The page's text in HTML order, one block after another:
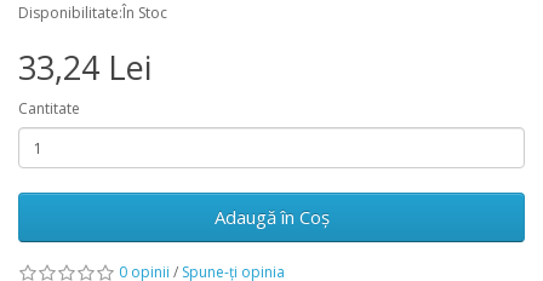
Disponibilitate:În Stoc
33,24 Lei
Cantitate
Adaugă în Coş
0 opinii / Spune-ţi opinia